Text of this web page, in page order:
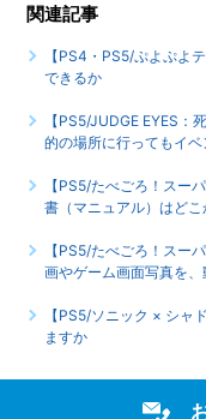
関連記事
【PS4・PS5/ぷよぷよ
できるか
【PS5/JUDGE EYES
的の場所に行ってもイ
【PS5/たべごろ！スー
書（マニュアル）はど
【PS5/たべごろ！スー
画やゲーム画面写真を
【PS5/ソニック × シャ
ますか